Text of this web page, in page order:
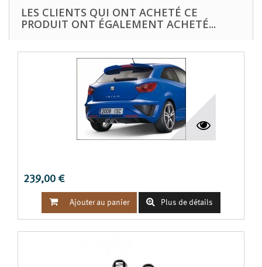
LES CLIENTS QUI ONT ACHETÉ CE
PRODUIT ONT ÉGALEMENT ACHETÉ...
239,00 €
 Ajouter au panier  Plus de détails